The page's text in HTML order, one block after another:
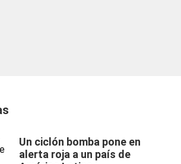
Un ciclón bomba pone en
alerta roja a un país de